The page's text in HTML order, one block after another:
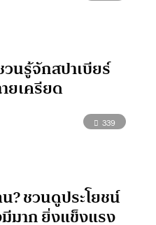
วนรู้จักสปาเบียร์
ยเครียด
339
? ชวนดูประโยชน์
มาก ยิ่งแข็งแรง